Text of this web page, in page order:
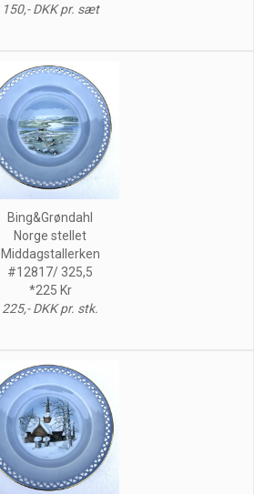
150,- DKK pr. sæt
Bing&Grøndahl
Norge stellet
Middagstallerken
#12817/ 325,5
*225 Kr
225,- DKK pr. stk.